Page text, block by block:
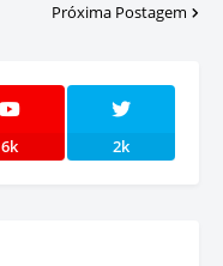
Próxima Postagem
6k 2k